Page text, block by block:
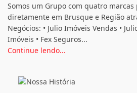
Somos um Grupo com quatro
diretamente em Brusque e Região
Negócios: • Julio Imóveis Vendas •
Imóveis • Fex Seguros...
Continue lendo...